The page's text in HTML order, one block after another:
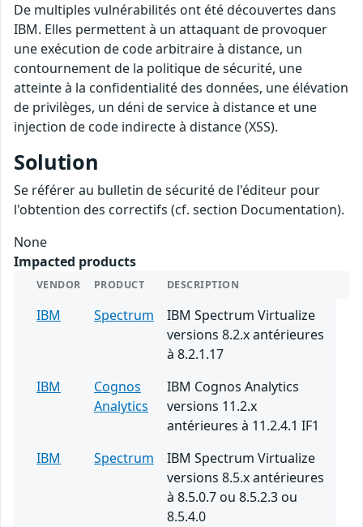
De multiples vulnérabilités ont été découvertes dans
IBM. Elles permettent à un attaquant de provoquer
une exécution de code arbitraire à distance, un
contournement de la politique de sécurité, une
atteinte à la confidentialité des données, une élévation
de privilèges, un déni de service à distance et une
injection de code indirecte à distance (XSS).
Solution
Se référer au bulletin de sécurité de l'éditeur pour
l'obtention des correctifs (cf. section Documentation).
None
Impacted products
VENDOR PRODUCT DESCRIPTION
IBM Spectrum
IBM Spectrum Virtualize
versions 8.2.x antérieures
à 8.2.1.17
IBM
Cognos
Analytics
IBM Cognos Analytics
versions 11.2.x
antérieures à 11.2.4.1 IF1
IBM
Spectrum
IBM Spectrum Virtualize
versions 8.5.x antérieures
à 8.5.0.7 ou 8.5.2.3 ou
8.5.4.0